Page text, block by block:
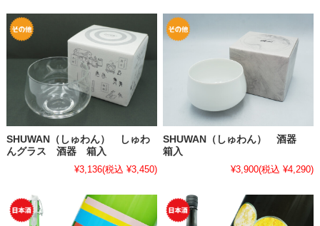
SHUWAN（しゅわん） しゅわ
んグラス 酒器 箱入
¥3,136(税込 ¥3,450)
SHUWAN（しゅわん） 酒器
箱入
¥3,900(税込 ¥4,290)